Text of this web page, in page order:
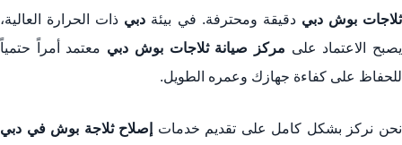
الموثوقة
ثلاجات بوش دبي دقيقة ومحترفة. في بيئة دبي ذات الحرارة العالية،
يصبح الاعتماد على مركز صيانة ثلاجات بوش دبي معتمد أمراً حتمياً
للحفاظ على كفاءة جهازك وعمره الطويل.
نحن نركز بشكل كامل على تقديم خدمات
إصلاح ثلاجة بوش في دبي